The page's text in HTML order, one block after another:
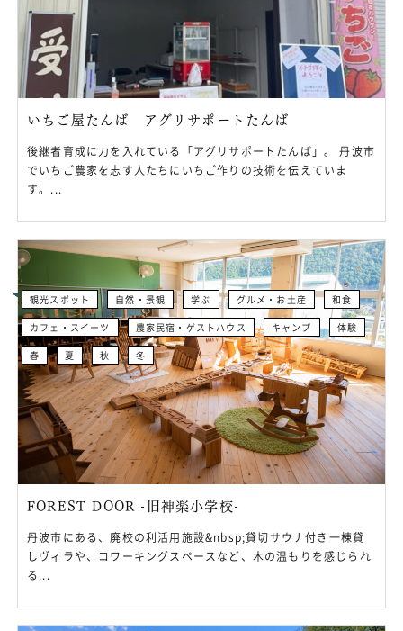
いちご屋たんば アグリサポートたんば
後継者育成に力を入れている「アグリサポートたんば」。 丹波市
でいちご農家を志す人たちにいちご作りの技術を伝えていま
す。...
FOREST DOOR -旧神楽小学校-
丹波市にある、廃校の利活用施設&nbsp;貸切サウナ付き一棟貸
しヴィラや、コワーキングスペースなど、木の温もりを感じられ
る...
観光スポット 自然・景観 学ぶ グルメ・お土産 和食
カフェ・スイーツ 農家民宿・ゲストハウス キャンプ 体験
春 夏 秋 冬